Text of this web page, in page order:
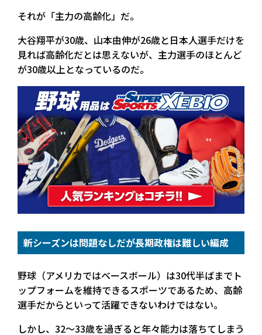
それが「主力の高齢化」だ。
大谷翔平が30歳、山本由伸が26歳と日本人選手だけを
見れば高齢化だとは思えないが、主力選手のほとんど
が30歳以上となっているのだ。
新シーズンは問題なしだが長期政権は難しい編成
野球（アメリカではベースボール）は30代半ばまでト
ップフォームを維持できるスポーツであるため、高齢
選手だからといって活躍できないわけではない。
しかし、32～33歳を過ぎると年々能力は落ちてしまう